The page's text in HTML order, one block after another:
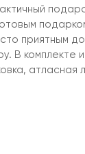
приятным
В комплекте
атласная